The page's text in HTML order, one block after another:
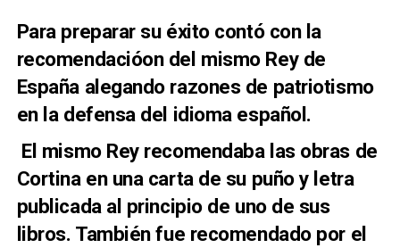
Para preparar su éxito contó con la
recomendacióon del mismo Rey de
España alegando razones de patriotismo
en la defensa del idioma español.
El mismo Rey recomendaba las obras de
Cortina en una carta de su puño y letra
publicada al principio de uno de sus
libros. También fue recomendado por el